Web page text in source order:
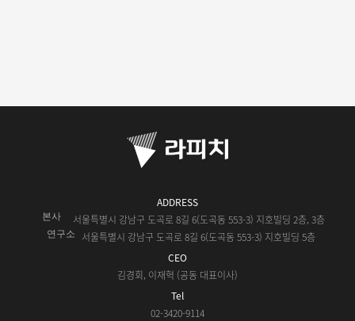
ADDRESS
본사 서울특별시 강남구 도곡로 8길 6(도곡동 553-3) 지호빌딩 2층, 3층
연구소
서울특별시 강남구 도곡로 8길 6(도곡동 553-3) 지호빌딩 5층
CEO
김경회, 이재혁 (공동 대표이사)
Tel
02-3420-9114